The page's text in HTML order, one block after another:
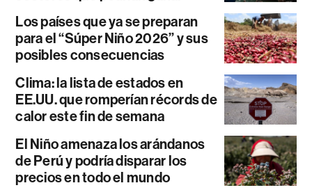
Los países que ya se preparan
para el “Súper Niño 2026” y sus
posibles consecuencias
Clima: la lista de estados en
EE.UU. que romperían récords de
calor este fin de semana
El Niño amenaza los arándanos
de Perú y podría disparar los
precios en todo el mundo